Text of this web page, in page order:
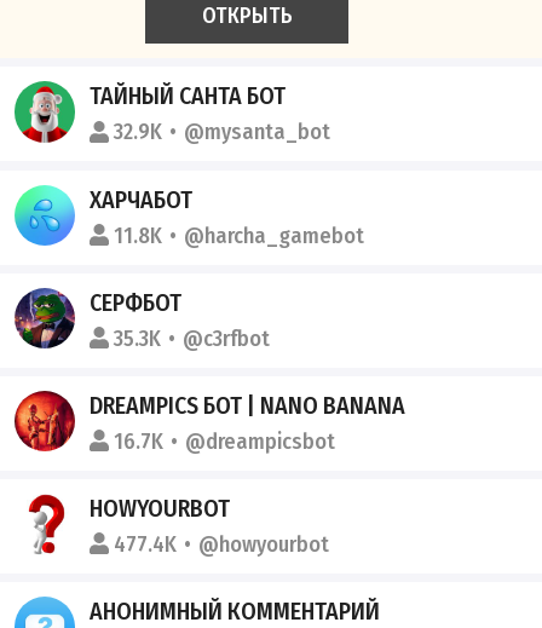
ОТКРЫТЬ
ТАЙНЫЙ САНТА БОТ
32.9K @mysanta_bot
ХАРЧАБОТ
11.8K @harcha_gamebot
СЕРФБОТ
35.3K @c3rfbot
DREAMPICS БОТ | NANO BANANA
16.7K @dreampicsbot
HOWYOURBOT
477.4K @howyourbot
АНОНИМНЫЙ КОММЕНТАРИЙ